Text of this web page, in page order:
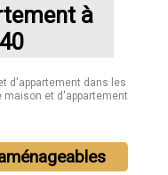
à
d'appartement dans les
maison et d'appartement